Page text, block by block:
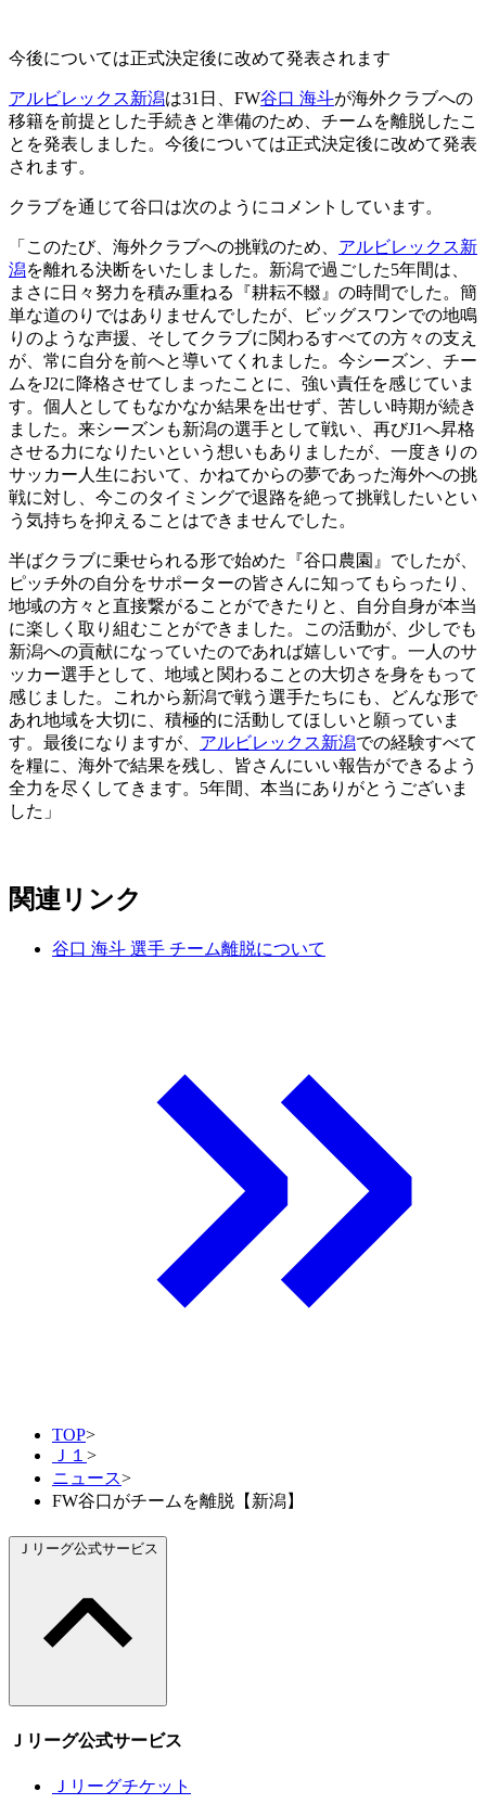
今後については正式決定後に改めて発表されます
アルビレックス新潟は31日、FW谷口 海斗が海外クラブへの
移籍を前提とした手続きと準備のため、チームを離脱したこ
とを発表しました。今後については正式決定後に改めて発表
されます。
クラブを通じて谷口は次のようにコメントしています。
「このたび、海外クラブへの挑戦のため、 アルビレックス新
潟を離れる決断をいたしました。新潟で過ごした5年間は、
まさに日々努力を積み重ねる『耕耘不輟』の時間でした。簡
単な道のりではありませんでしたが、ビッグスワンでの地鳴
りのような声援、そしてクラブに関わるすべての方々の支え
が、常に自分を前へと導いてくれました。今シーズン、チー
ムをJ2に降格させてしまったことに、強い責任を感じていま
す。個人としてもなかなか結果を出せず、苦しい時期が続き
ました。来シーズンも新潟の選手として戦い、再びJ1へ昇格
させる力になりたいという想いもありましたが、一度きりの
サッカー人生において、かねてからの夢であった海外への挑
戦に対し、今このタイミングで退路を絶って挑戦したいとい
う気持ちを抑えることはできませんでした。
半ばクラブに乗せられる形で始めた『谷口農園』でしたが、
ピッチ外の自分をサポーターの皆さんに知ってもらったり、
地域の方々と直接繋がることができたりと、自分自身が本当
に楽しく取り組むことができました。この活動が、少しでも
新潟への貢献になっていたのであれば嬉しいです。一人のサ
ッカー選手として、地域と関わることの大切さを身をもって
感じました。これから新潟で戦う選手たちにも、どんな形で
あれ地域を大切に、積極的に活動してほしいと願っていま
す。最後になりますが、 アルビレックス新潟での経験すべて
を糧に、海外で結果を残し、皆さんにいい報告ができるよう
全力を尽くしてきます。5年間、本当にありがとうございま
した」
関連リンク
谷口 海斗 選手 チーム離脱について
TOP>
Ｊ１ >
ニュース>
FW谷口がチームを離脱【新潟】
Ｊリーグ公式サービス
Ｊリーグ公式サービス
Ｊリーグチケット